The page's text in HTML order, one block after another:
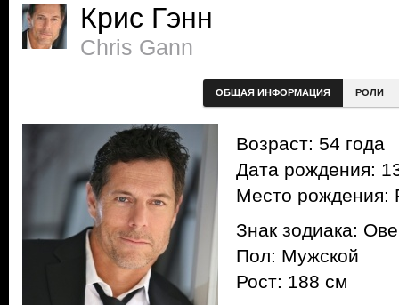
Крис Гэнн
Chris Gann
ОБЩАЯ ИНФОРМАЦИЯ РОЛИ
Возраст: 54 года
Дата рождения:
Место
Знак зодиака:
Пол: Мужской
Рост: 188 см